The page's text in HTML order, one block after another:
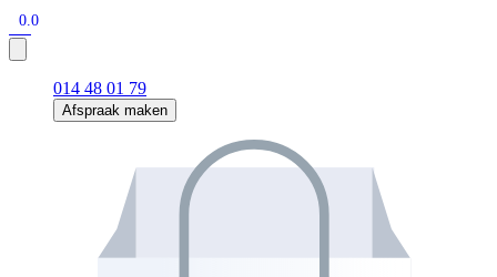
0.0
014 48 01 79
Afspraak maken